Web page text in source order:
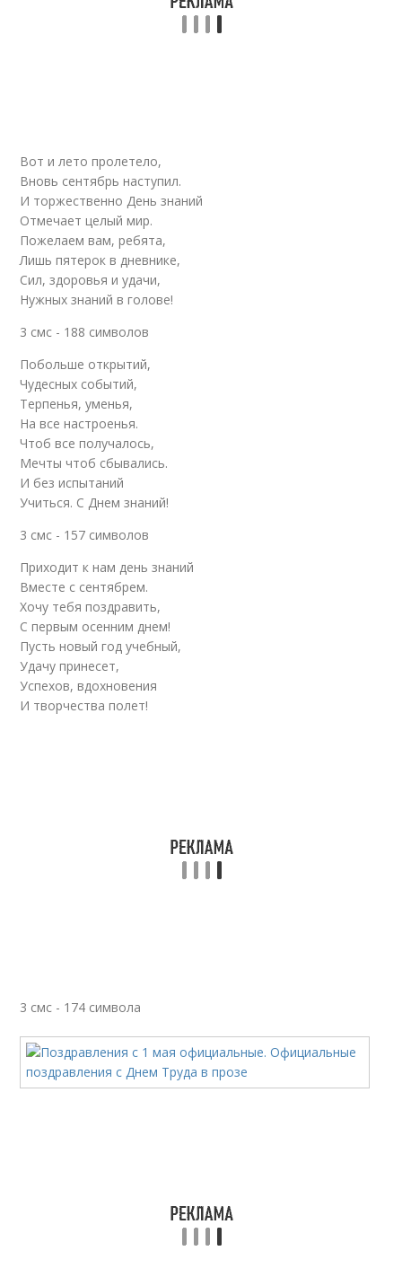
Вот и лето пролетело,
Вновь сентябрь наступил.
И торжественно День знаний
Отмечает целый мир.
Пожелаем вам, ребята,
Лишь пятерок в дневнике,
Сил, здоровья и удачи,
Нужных знаний в голове!
3 смс - 188 символов
Побольше открытий,
Чудесных событий,
Терпенья, уменья,
На все настроенья.
Чтоб все получалось,
Мечты чтоб сбывались.
И без испытаний
Учиться. С Днем знаний!
3 смс - 157 символов
Приходит к нам день знаний
Вместе с сентябрем.
Хочу тебя поздравить,
С первым осенним днем!
Пусть новый год учебный,
Удачу принесет,
Успехов, вдохновения
И творчества полет!
3 смс - 174 символа